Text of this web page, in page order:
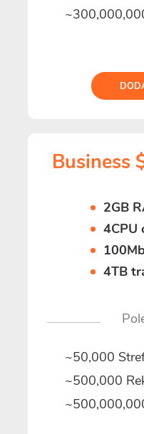
Business
2GB
4CPU
4TB
~50,000
~500,000